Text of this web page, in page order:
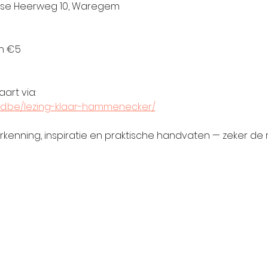
Heerweg 10, Waregem
€5
via:
lezing-klaar-hammenecker/
inspiratie en praktische handvaten — zeker de